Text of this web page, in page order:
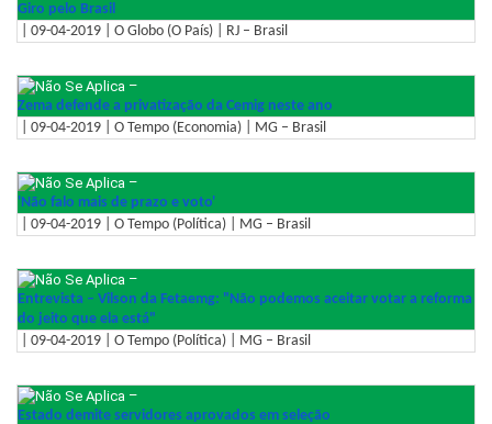
Giro pelo Brasil
| 09-04-2019 | O Globo (O País) | RJ – Brasil
–
Zema defende a privatização da Cemig neste ano
| 09-04-2019 | O Tempo (Economia) | MG – Brasil
–
'Não falo mais de prazo e voto'
| 09-04-2019 | O Tempo (Política) | MG – Brasil
–
Entrevista – Vilson da Fetaemg: "Não podemos aceitar votar a reforma
do jeito que ela está"
| 09-04-2019 | O Tempo (Política) | MG – Brasil
–
Estado demite servidores aprovados em seleção